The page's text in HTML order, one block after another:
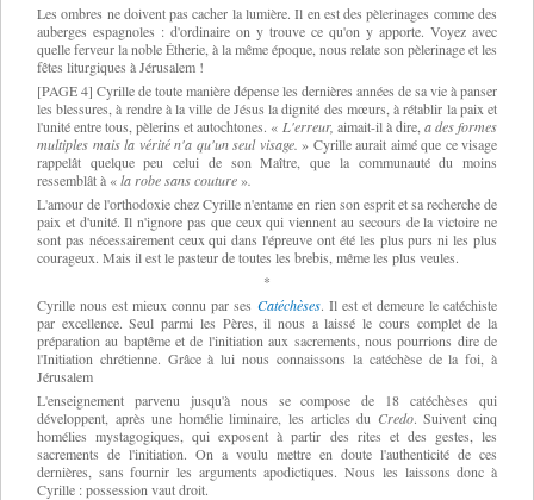
Les ombres ne doivent pas cacher la lumière. Il en est des pèlerinages comme des
auberges espagnoles : d'ordinaire on y trouve ce qu'on y apporte. Voyez avec
quelle ferveur la noble Étherie, à la même époque, nous relate son pèlerinage et les
fêtes liturgiques à Jérusalem !
[PAGE 4] Cyrille de toute manière dépense les dernières années de sa vie à panser
les blessures, à rendre à la ville de Jésus la dignité des mœurs, à rétablir la paix et
l'unité entre tous, pèlerins et autochtones. « L'erreur, aimait-il à dire, a des formes
multiples mais la vérité n'a qu'un seul visage. » Cyrille aurait aimé que ce visage
rappelât quelque peu celui de son Maître, que la communauté du moins
ressemblât à «la robe sans couture»
L'amour de l'orthodoxie chez Cyrille n'entame en rien son esprit et sa recherche de
paix et d'unité. Il n'ignore pas que ceux qui viennent au secours de la victoire ne
sont pas nécessairement ceux qui dans l'épreuve ont été les plus purs ni les plus
courageux. Mais il est le pasteur de toutes les brebis, même les plus veules.
*
Cyrille nous est mieux connu par ses Catéchèses. Il est et demeure le catéchiste
par excellence. Seul parmi les Pères, il nous a laissé le cours complet de la
préparation au baptême et de l'initiation aux sacrements, nous pourrions dire de
l'Initiation chrétienne. Grâce à lui nous connaissons la catéchèse de la foi, à
Jérusalem
L'enseignement parvenu jusqu'à nous se compose de 18 catéchèses qui
développent, après une homélie liminaire, les articles du Credo. Suivent cinq
homélies mystagogiques, qui exposent à partir des rites et des gestes, les
sacrements de l'initiation. On a voulu mettre en doute l'authenticité de ces
dernières, sans fournir les arguments apodictiques. Nous les laissons donc à
Cyrille : possession vaut droit.